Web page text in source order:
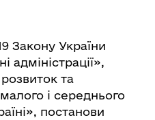
Закону України
адміністрації»,
та
і середнього
постанови